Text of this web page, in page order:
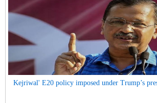
Kejriwal' E20 policy imposed under Trump’s